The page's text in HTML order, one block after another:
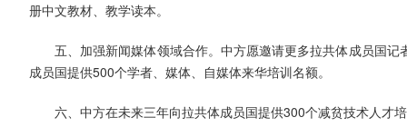
册中文教材、教学读本。
五、加强新闻媒体领域合作。中方愿邀请更多拉共体成员国
成员国提供500个学者、媒体、自媒体来华培训名额。
六、中方在未来三年向拉共体成员国提供300个减贫技术人才